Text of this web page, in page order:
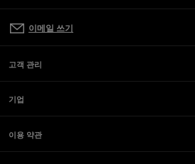
이메일 쓰기
고객 관리
기업
이용 약관